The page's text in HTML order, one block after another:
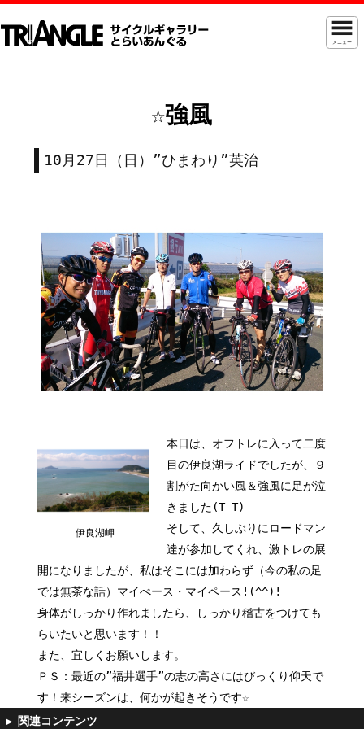
メニュー
☆強風
10月27日（日）”ひまわり”英治
伊良湖岬
本日は、オフトレに入って二度
目の伊良湖ライドでしたが、９
割がた向かい風＆強風に足が泣
きました(T_T)
そして、久しぶりにロードマン
達が参加してくれ、激トレの展
開になりましたが、私はそこには加わらず（今の私の足
では無茶な話）マイぺース・マイペース!(^^)!
身体がしっかり作れましたら、しっかり稽古をつけても
らいたいと思います！！
また、宜しくお願いします。
ＰＳ：最近の”福井選手”の志の高さにはびっくり仰天で
す！来シーズンは、何かが起きそうです☆